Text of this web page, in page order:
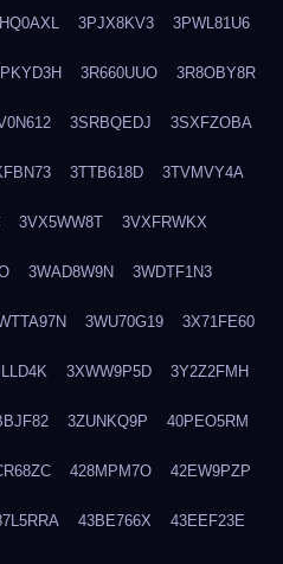
3PJX8KV3 3PWL81U6
3R660UUO 3R8OBY8R
3SRBQEDJ 3SXFZOBA
3TTB618D 3TVMVY4A
3VX5WW8T 3VXFRWKX
3WAD8W9N 3WDTF1N3
3WU70G19 3X71FE60
3XWW9P5D 3Y2Z2FMH
3ZUNKQ9P 40PEO5RM
428MPM7O 42EW9PZP
43BE766X 43EEF23E